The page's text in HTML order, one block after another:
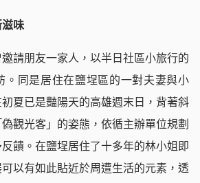
味
請朋友一家人，以半日社區小旅行的
。同是居住在鹽埕區的一對夫妻與小
夏已是豔陽天的高雄週末日，背著斜
觀光客」的姿態，依循主辦單位規劃
饋。在鹽埕居住了十多年的林小姐即
以有如此貼近於周遭生活的元素，透